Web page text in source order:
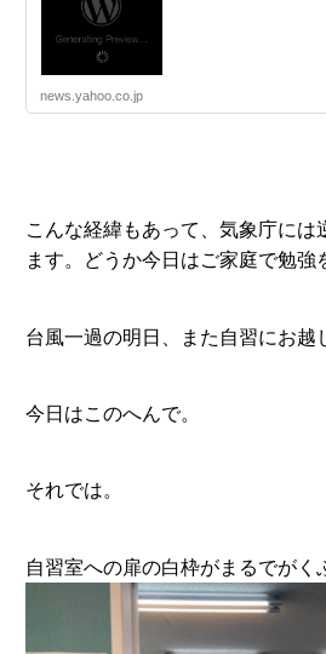
news.yahoo.co.jp
こんな経緯もあって、気象庁には
ます。どうか今日はご家庭で勉強
台風一過の明日、また自習にお越
今日はこのへんで。
それでは。
自習室への扉の白枠がまるでがく